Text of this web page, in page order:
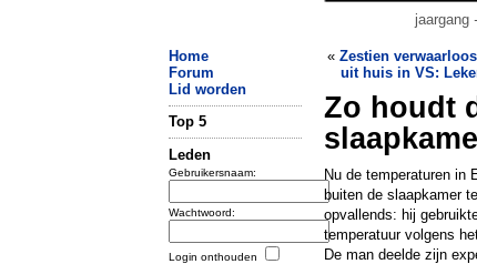
jaargang
Home
Forum
Lid worden
Top 5
Leden
Gebruikersnaam:
Wachtwoord:
Login onthouden
« Zestien
uit huis in VS:
Zo houdt
Nu de temperaturen in
buiten de slaapkamer
opvallends: hij
temperatuur volgens
De man deelde zijn